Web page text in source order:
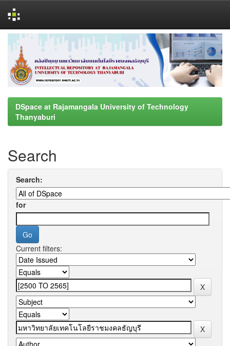
navigation
DSpace at Rajamangala University of Technology
Thanyaburi
Search
Search:
for
Current filters: